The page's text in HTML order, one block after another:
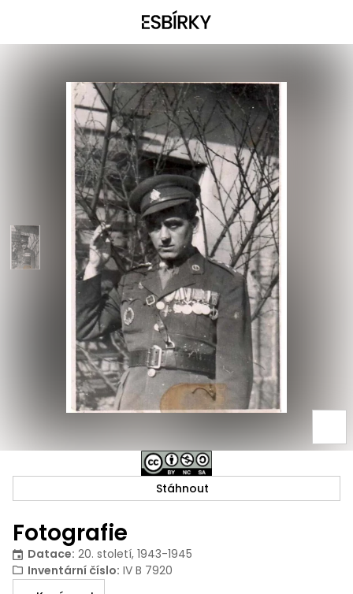
Fotografie
Datace: 20. století, 1943-1945
Inventární číslo: IV B 7920
Stáhnout